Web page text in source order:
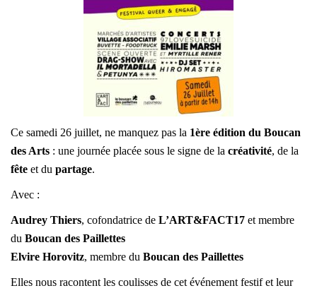
Ce samedi 26 juillet, ne manquez pas la 1ère édition du Boucan
des Arts : une journée placée sous le signe de la créativité, de la
fête et du partage.
Avec :
Audrey Thiers, cofondatrice de L’ART&FACT17 et membre
du Boucan des Paillettes
Elvire Horovitz, membre du Boucan des Paillettes
Elles nous racontent les coulisses de cet événement festif et leur